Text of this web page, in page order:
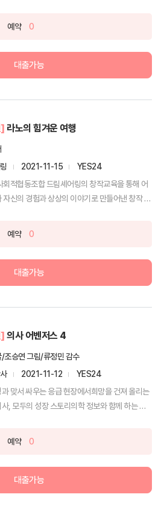
예약 0
대출가능
] 라노의 힘겨운 여행
2021-11-15
YES24
회적협동조합 드림셰어링의 창작교육을 통해 어
자신의 경험과 상상의 이야기로 만들어낸 창작 작
예약 0
대출가능
] 의사 어벤저스 4
조승연 그림/류정민 감수
2021-11-12
YES24
맞서 싸우는 응급 현장에서희망을 건져 올리는
, 모두의 성장 스토리의학 정보와 함께 하는 어
예약 0
대출가능